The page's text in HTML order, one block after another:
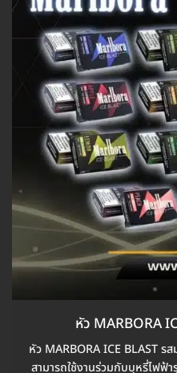
หัว MARBORA
หัว MARBORA ICE BLAST รส
สามารถใช้งานร่วมกับบุหรี่ไฟ